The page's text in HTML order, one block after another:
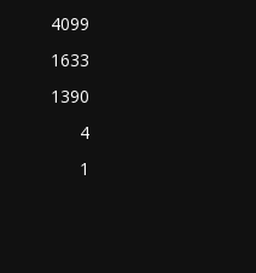
4099
1633
1390
4
1